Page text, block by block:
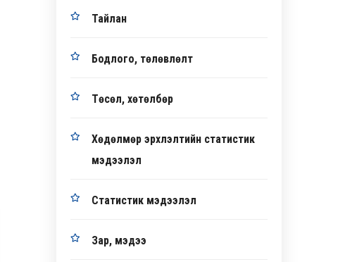
Тайлан
Бодлого, төлөвлөлт
Төсөл, хөтөлбөр
Хөдөлмөр эрхлэлтийн статистик
мэдээлэл
Статистик мэдээлэл
Зар, мэдээ